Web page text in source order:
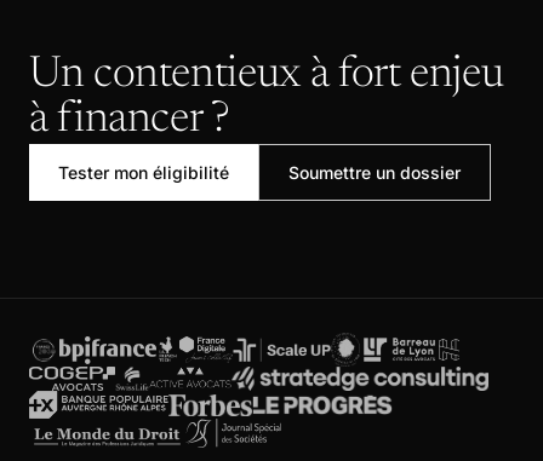
Un contentieux à fort enjeu
à financer ?
Tester mon éligibilité Soumettre un dossier